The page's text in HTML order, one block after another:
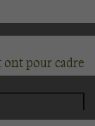
ont pour cadre